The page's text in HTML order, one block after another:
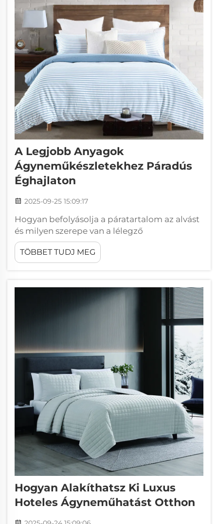
A Legjobb Anyagok
Ágyneműkészletekhez Páradús
Éghajlaton
2025-09-25 15:09:17
Hogyan befolyásolja a páratartalom az alvást
és milyen szerepe van a lélegző
ágyneműkészleteknek A páratartalom hatása
az alvásminőségre és az ágynemű
teljesítményére Amikor a levegő nagyon
nem tud megfelelően elpárologni, így a
TÖBBET TUDJ MEG
Hogyan Alakíthatsz Ki Luxus
Hoteles Ágyneműhatást Otthon